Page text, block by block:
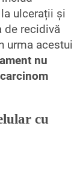
ulcerații și
de recidivă
urma acestui
nu
cu